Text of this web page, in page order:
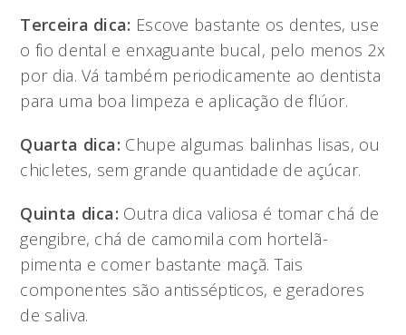
Terceira dica: Escove bastante os dentes, use
o fio dental e enxaguante bucal, pelo menos 2x
por dia. Vá também periodicamente ao dentista
para uma boa limpeza e aplicação de flúor.
Quarta dica: Chupe algumas balinhas lisas, ou
chicletes, sem grande quantidade de açúcar.
Quinta dica: Outra dica valiosa é tomar chá de
gengibre, chá de camomila com hortelã-
pimenta e comer bastante maçã. Tais
componentes são antissépticos, e geradores
de saliva.